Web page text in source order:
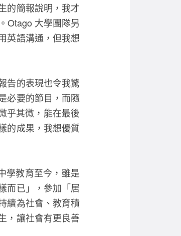
的簡報說明，我才
Otago 大學團隊另
英語溝通，但我想
告的表現也令我驚
必要的節目，而隨
乎其微，能在最後
的成果，我想優質
學教育至今，雖是
而已」，參加「居
續為社會、教育積
，讓社會有更良善